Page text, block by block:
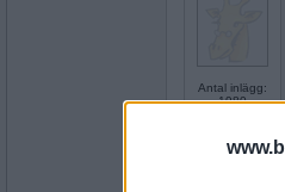
Antal inlägg:
1980
travmys